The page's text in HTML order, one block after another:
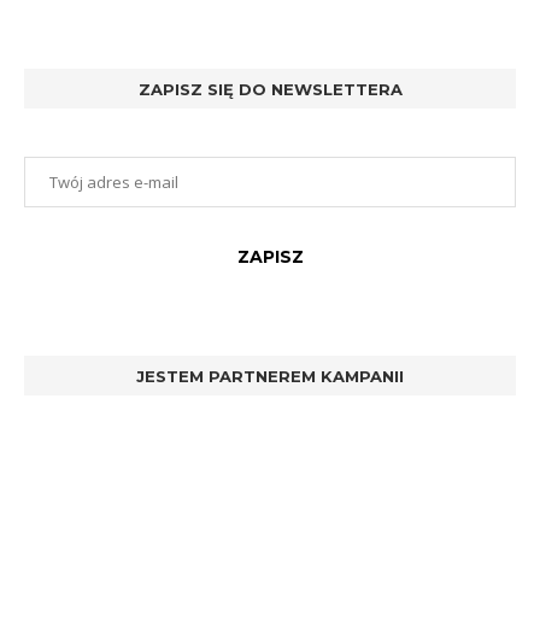
ZAPISZ SIĘ DO NEWSLETTERA
JESTEM PARTNEREM KAMPANII